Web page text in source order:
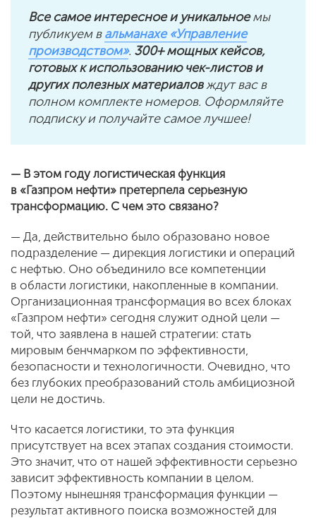
Все самое интересное и уникальноемы
публикуем вальманахе «Управление
производством». 300+ мощных кейсов,
готовых к использованию чек-листов и
других полезных материаловждут вас в
полном комплекте номеров. Оформляйте
подписку и получайте самое лучшее!
— В этом году логистическая функция
в «Газпром нефти» претерпела серьезную
трансформацию. С чем это связано?
— Да, действительно было образовано новое
подразделение — дирекция логистики и операций
с нефтью. Оно объединило все компетенции
в области логистики, накопленные в компании.
Организационная трансформация во всех блоках
«Газпром нефти» сегодня служит одной цели —
той, что заявлена в нашей стратегии: стать
мировым бенчмарком по эффективности,
безопасности и технологичности. Очевидно, что
без глубоких преобразований столь амбициозной
цели не достичь.
Что касается логистики, то эта функция
присутствует на всех этапах создания стоимости.
Это значит, что от нашей эффективности серьезно
зависит эффективность компании в целом.
Поэтому нынешняя трансформация функции —
результат активного поиска возможностей для